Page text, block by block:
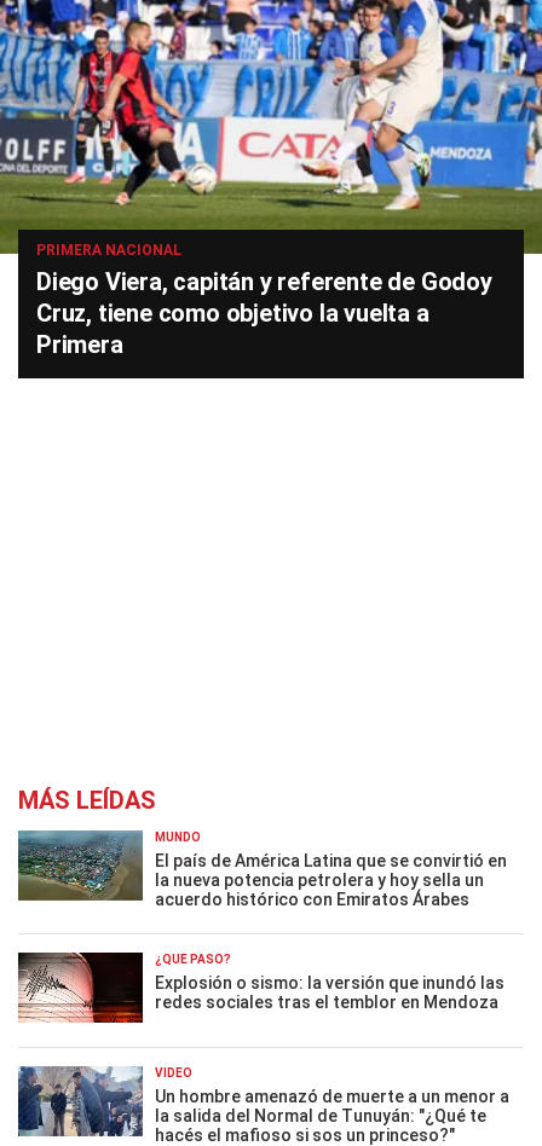
PRIMERA NACIONAL
Diego Viera, capitán y referente de Godoy
Cruz, tiene como objetivo la vuelta a
Primera
MÁS LEÍDAS
MUNDO
El país de América Latina que se convirtió en
la nueva potencia petrolera y hoy sella un
acuerdo histórico con Emiratos Árabes
¿QUÉ PASÓ?
Explosión o sismo: la versión que inundó las
redes sociales tras el temblor en Mendoza
VIDEO
Un hombre amenazó de muerte a un menor a
la salida del Normal de Tunuyán: "¿Qué te
hacés el mafioso si sos un princeso?"